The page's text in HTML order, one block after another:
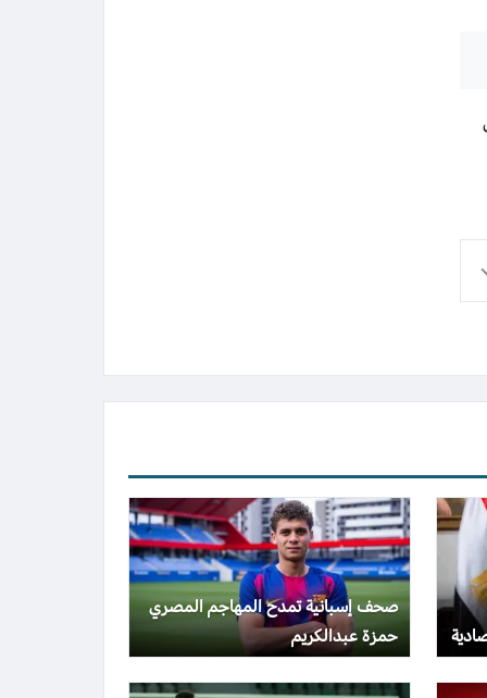
صحف إسبانية تمدح المهاجم المصري
حمزة عبدالكريم